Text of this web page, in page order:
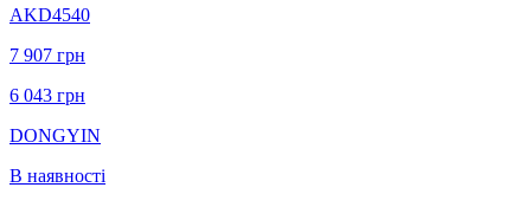
AKD4540
7 907 грн
6 043 грн
DONGYIN
В наявності